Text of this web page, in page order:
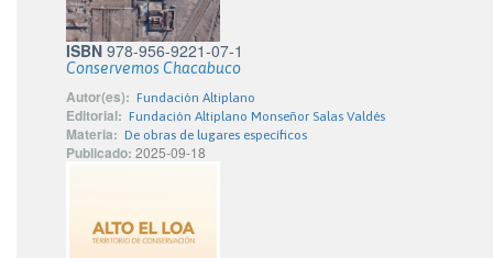
ISBN 978-956-9221-07-1
Conservemos Chacabuco
Autor(es): Fundación Altiplano
Editorial: Fundación Altiplano Monseñor Salas Valdés
Materia: De obras de lugares específicos
Publicado: 2025-09-18